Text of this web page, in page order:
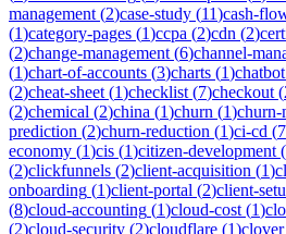
management (2)case-study (11)cash-
(1)category-pages (1)ccpa (2)cdn (2)
(2)change-management (6)channel-
(1)chart-of-accounts (3)charts (1)chatbot
(2)cheat-sheet (1)checklist (7)checkout (
(2)chemical (2)china (1)churn (1)churn-
prediction (2)churn-reduction (1)ci-cd (7
economy (1)cis (1)citizen-development (
(2)clickfunnels (2)client-acquisition (1)
onboarding (1)client-portal (2)client-
(8)cloud-accounting (1)cloud-cost (1)
(2)cloud-security (2)cloudflare (1)clover